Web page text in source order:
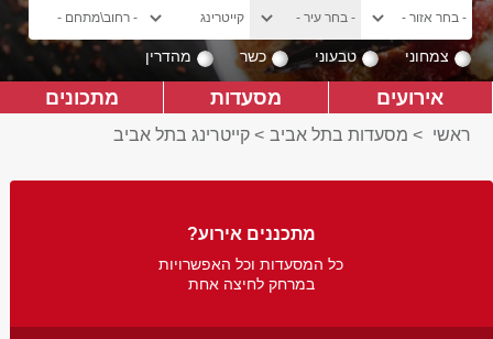
צמחוני טבעוני כשר מהדרין
אירועים מסעדות מתכונים
ראשי > מסעדות בתל אביב > קייטרינג בתל אביב
מתכננים אירוע?
כל המסעדות וכל האפשרויות
במרחק לחיצה אחת